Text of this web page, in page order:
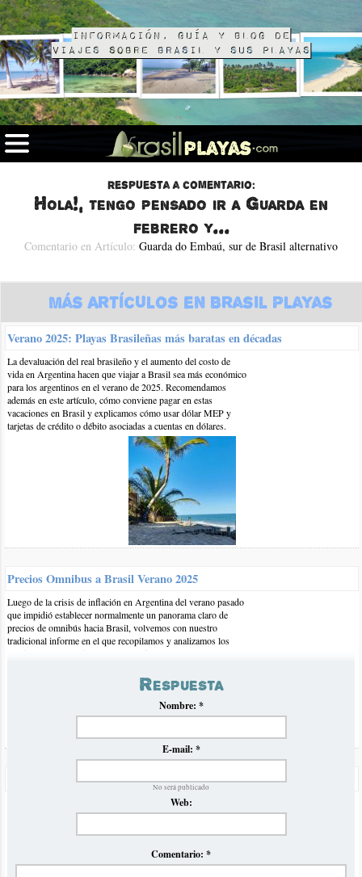
Información, guía y blog de
viajes sobre Brasil y sus playas
Respuesta a comentario:
Hola!, tengo pensado ir a Guarda en
febrero y...
Comentario en Artículo: Guarda do Embaú, sur de Brasil alternativo
18-sep-2011 | por Marina
Hola!, tengo pensado ir a Guarda en febrero y quería saber que
alojamientos pueden recomendarme. Por lo que veo la mayoría
un poco caro. Hay hoteles o hostels? en qué precios
Espero sus respuestas!
Saludos
Respuesta
Nombre: *
E-mail: *
No será publicado
Web:
Comentario: *
Más Artículos en Brasil Playas
Verano 2025: Playas Brasileñas más baratas en décadas
La devaluación del real brasileño y el aumento del costo de
vida en Argentina hacen que viajar a Brasil sea más económico
para los argentinos en el verano de 2025. Recomendamos
además en este artículo, cómo conviene pagar en estas
vacaciones en Brasil y explicamos cómo usar dólar MEP y
tarjetas de crédito o débito asociadas a cuentas en dólares.
Precios Omnibus a Brasil Verano 2025
Luego de la crisis de inflación en Argentina del verano pasado
que impidió establecer normalmente un panorama claro de
precios de omnibús hacia Brasil, volvemos con nuestro
tradicional informe en el que recopilamos y analizamos los
precios para el próximo verano 2025.
Precios Omnibus a Brasil Verano 2023
Volvemos luego de la pandemia con nuestro tradicional
informe comparativo de precios y horarios de ómnibus para el